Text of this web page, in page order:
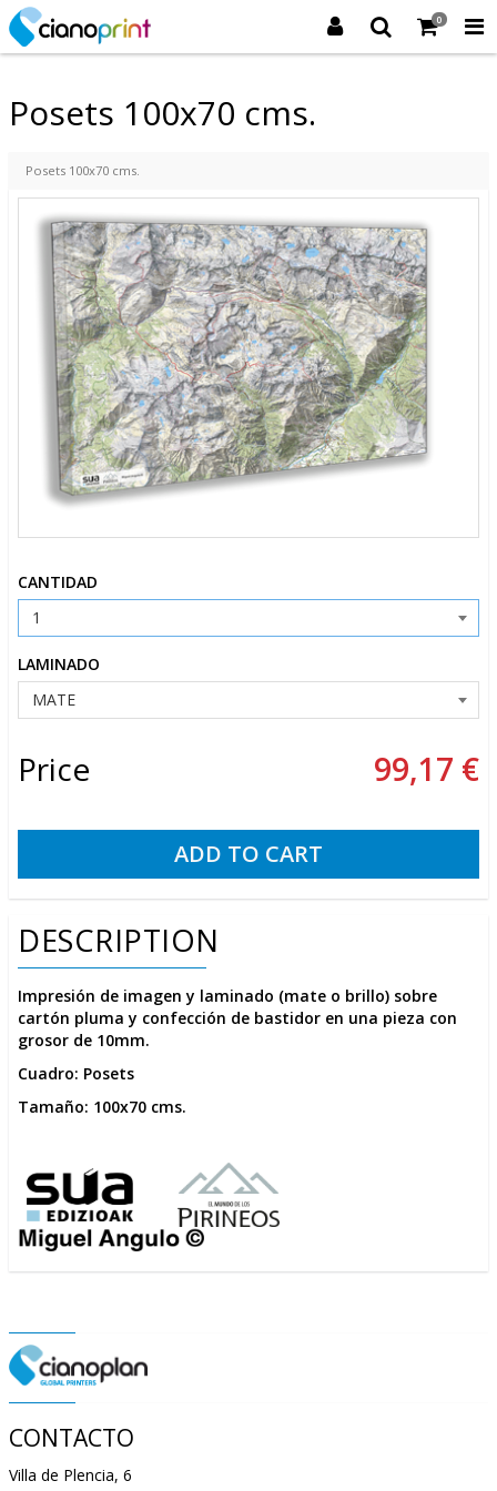
0
Posets 100x70 cms.
Posets 100x70 cms.
CANTIDAD
LAMINADO
Price 99,17 €
DESCRIPTION
Impresión de imagen y laminado (mate o brillo) sobre
cartón pluma y confección de bastidor en una pieza con
grosor de 10mm.
Cuadro: Posets
Tamaño: 100x70 cms.
CONTACTO
Villa de Plencia, 6